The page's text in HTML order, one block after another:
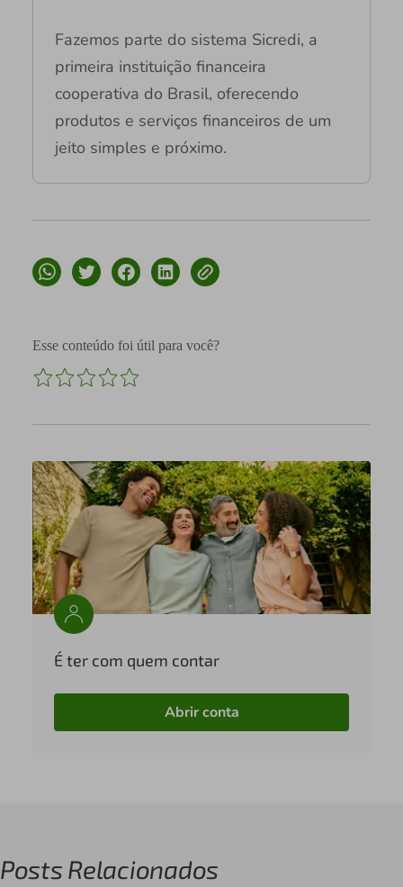
Fazemos parte do sistema Sicredi, a
primeira instituição financeira
cooperativa do Brasil, oferecendo
produtos e serviços financeiros de um
jeito simples e próximo.
Esse conteúdo foi útil para você?
É ter com quem contar
Abrir conta
Posts Relacionados